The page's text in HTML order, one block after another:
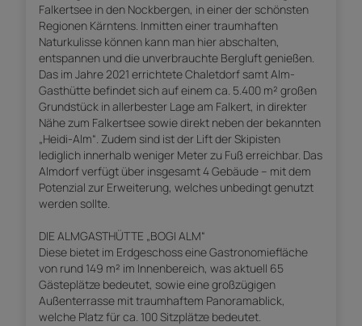
Falkertsee in den Nockbergen, in einer der schönsten
Regionen Kärntens. Inmitten einer traumhaften
Naturkulisse können kann man hier abschalten,
entspannen und die unverbrauchte Bergluft genießen.
Das im Jahre 2021 errichtete Chaletdorf samt Alm-
Gasthütte befindet sich auf einem ca. 5.400 m² großen
Grundstück in allerbester Lage am Falkert, in direkter
Nähe zum Falkertsee sowie direkt neben der bekannten
„Heidi-Alm“. Zudem sind ist der Lift der Skipisten
lediglich innerhalb weniger Meter zu Fuß erreichbar. Das
Almdorf verfügt über insgesamt 4 Gebäude – mit dem
Potenzial zur Erweiterung, welches unbedingt genutzt
werden sollte.
DIE ALMGASTHÜTTE „BOGI ALM“
Diese bietet im Erdgeschoss eine Gastronomiefläche
von rund 149 m² im Innenbereich, was aktuell 65
Gästeplätze bedeutet, sowie eine großzügigen
Außenterrasse mit traumhaftem Panoramablick,
welche Platz für ca. 100 Sitzplätze bedeutet.